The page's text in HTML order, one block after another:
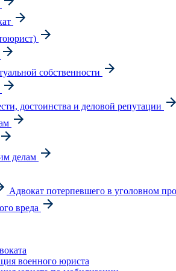
собственности
достоинства и деловой репутации
делам
Адвокат потерпевшего в уголовном
вреда
военного юриста